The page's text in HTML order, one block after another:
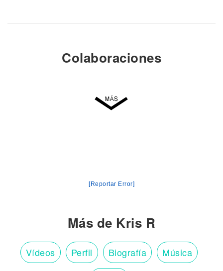
Colaboraciones
[Reportar Error]
Más de Kris R
Vídeos Perfil Biografía Música